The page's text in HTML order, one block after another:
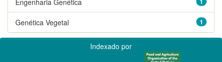
1
Genética Vegetal
Indexado por